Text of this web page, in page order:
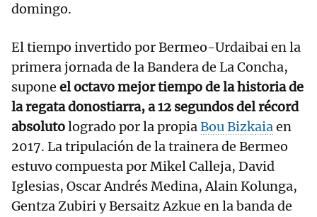
domingo.
El tiempo invertido por Bermeo-Urdaibai en la
primera jornada de la Bandera de La Concha,
supone el octavo mejor tiempo de la historia de
la regata donostiarra, a 12 segundos del récord
absolutologrado por la propiaBou Bizkaiaen
2017. La tripulación de la trainera de Bermeo
estuvo compuesta por Mikel Calleja, David
Iglesias, Oscar Andrés Medina, Alain Kolunga,
Gentza Zubiri y Bersaitz Azkue en la banda de